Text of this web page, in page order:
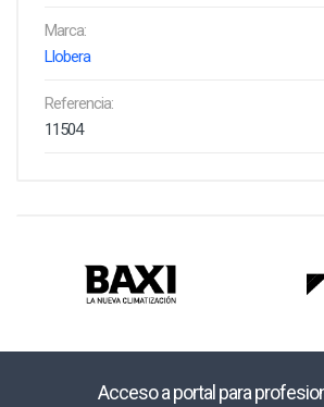
Marca:
Llobera
Referencia:
11504
Acceso a portal para